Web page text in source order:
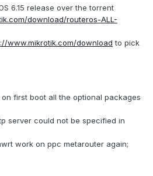
6.15 release over the torrent
download/routeros-ALL-
www.mikrotik.com/download to pick
first boot all the optional packages
server could not be specified in
work on ppc metarouter again;